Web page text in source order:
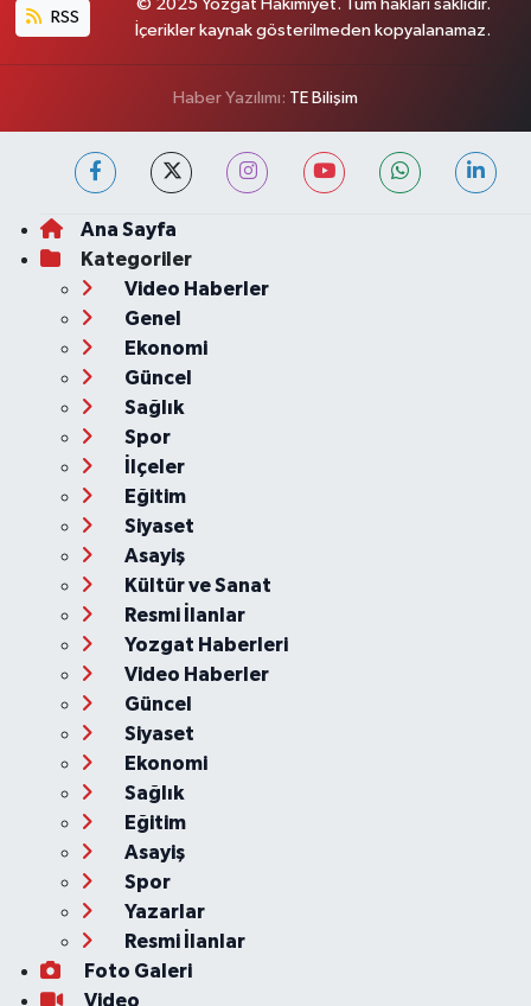
RSS
© 2025 Yozgat Hakimiyet. Tüm hakları saklıdır.
İçerikler kaynak gösterilmeden kopyalanamaz.
Haber Yazılımı: TE Bilişim
Ana Sayfa
Kategoriler
Video Haberler
Genel
Ekonomi
Güncel
Sağlık
Spor
İlçeler
Eğitim
Siyaset
Asayiş
Kültür ve Sanat
Resmi İlanlar
Yozgat Haberleri
Video Haberler
Güncel
Siyaset
Ekonomi
Sağlık
Eğitim
Asayiş
Spor
Yazarlar
Resmi İlanlar
Foto Galeri
Video